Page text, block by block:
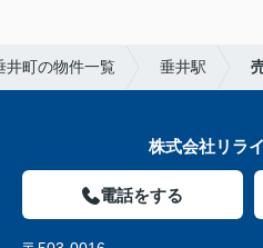
井町の物件一覧 垂井駅
株式会社リラ
電話をする